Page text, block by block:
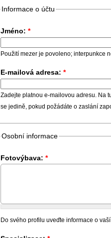
Informace o účtu
Jméno: *
Použití mezer je povoleno; interpunkce
E-mailová adresa: *
Zadejte platnou e-mailovou adresu. Na
se jedině, pokud požádáte o zaslání
Osobní informace
Fotovýbava: *
Do svého profilu uveďte informace o